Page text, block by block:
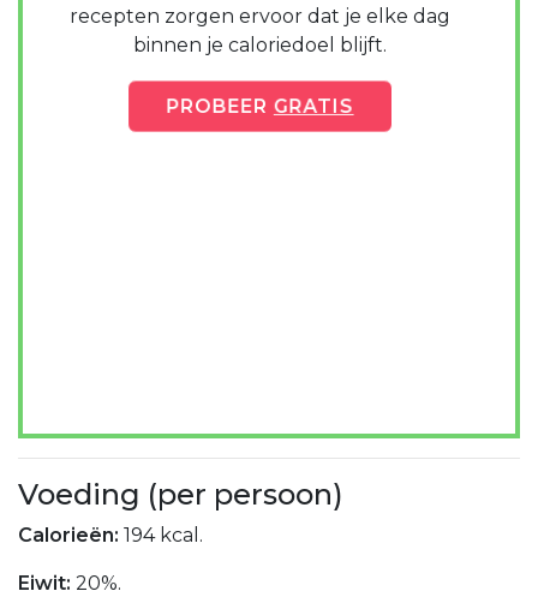
recepten zorgen ervoor dat je elke dag
binnen je caloriedoel blijft.
PROBEER GRATIS
Voeding (per persoon)
Calorieën: 194 kcal.
Eiwit: 20%.